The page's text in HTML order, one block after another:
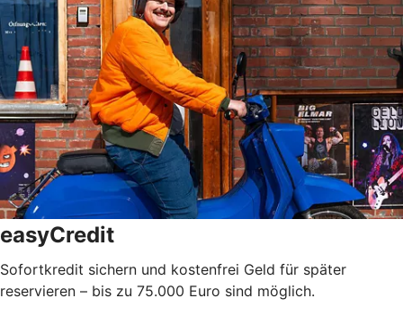
easyCredit
Sofortkredit sichern und kostenfrei Geld für später
reservieren – bis zu 75.000 Euro sind möglich.